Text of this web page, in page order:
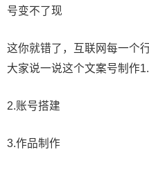
号变不了现
这你就错了，互联网每一个
大家说一说这个文案号制作
2.账号搭建
3.作品制作